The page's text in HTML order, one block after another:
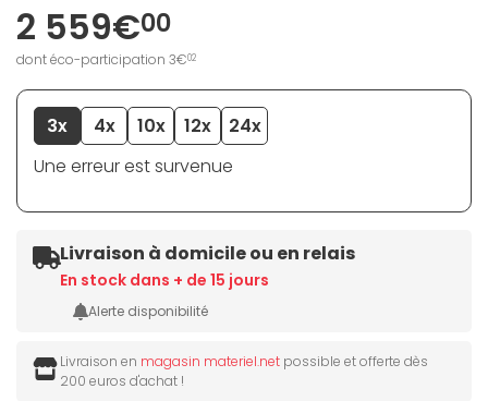
2 559€00
dont éco-participation 3€02
3x 4x 10x 12x
24x
Une erreur est survenue
Livraison à domicile ou en relais
En stock dans + de 15 jours
Alerte disponibilité
Livraison en magasin materiel.net possible et offerte dès
200 euros d'achat !